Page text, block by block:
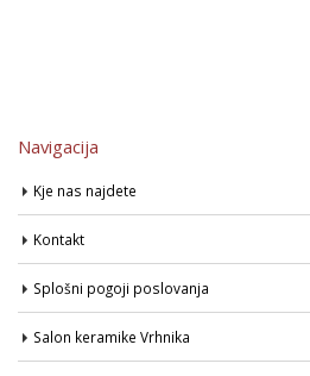
Navigacija
Kje nas najdete
Kontakt
Splošni pogoji poslovanja
Salon keramike Vrhnika